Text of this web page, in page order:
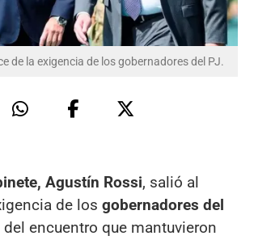
de la exigencia de los gobernadores del PJ.
Agustín Rossi, salió al
de los gobernadores del
del encuentro que mantuvieron